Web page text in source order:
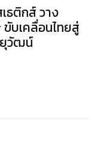
ธติกส์ วาง
บเคลื่อนไทยสู่
ยุวัฒน์